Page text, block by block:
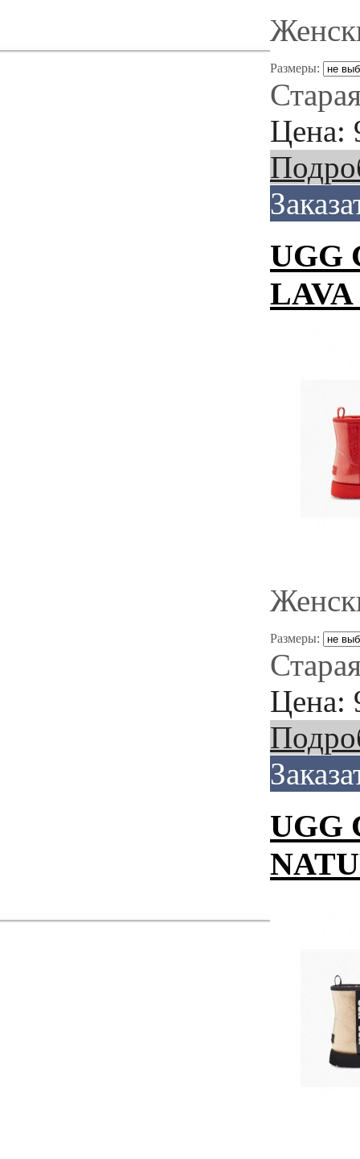
Размеры:
Цена:
UGG
Размеры:
Цена:
UGG